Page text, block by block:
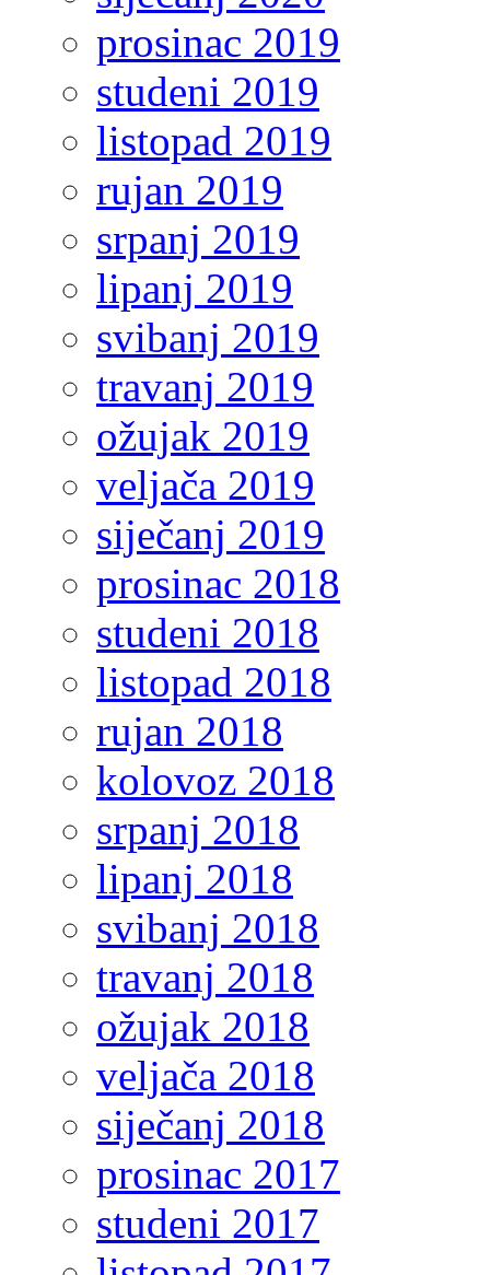
prosinac 2019
studeni 2019
listopad 2019
rujan 2019
srpanj 2019
lipanj 2019
svibanj 2019
travanj 2019
ožujak 2019
veljača 2019
siječanj 2019
prosinac 2018
studeni 2018
listopad 2018
rujan 2018
kolovoz 2018
srpanj 2018
lipanj 2018
svibanj 2018
travanj 2018
ožujak 2018
veljača 2018
siječanj 2018
prosinac 2017
studeni 2017